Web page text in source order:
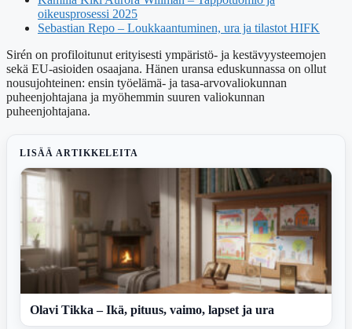
oikeusprosessi 2025
Sebastian Repo – Loukkaantuminen, ura ja tilastot HIFK
Sirén on profiloitunut erityisesti ympäristö- ja kestävyysteemojen
sekä EU-asioiden osaajana. Hänen uransa eduskunnassa on ollut
nousujohteinen: ensin työelämä- ja tasa-arvovaliokunnan
puheenjohtajana ja myöhemmin suuren valiokunnan
puheenjohtajana.
LISÄÄ ARTIKKELEITA
Olavi Tikka – Ikä, pituus, vaimo, lapset ja ura